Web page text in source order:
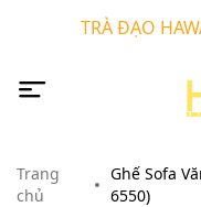
TRÀ ĐẠO
Trang
chủ
Ghế Sofa
6550)